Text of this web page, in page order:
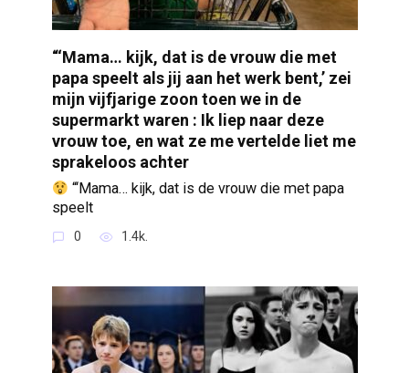
“‘Mama… kijk, dat is de vrouw die met
papa speelt als jij aan het werk bent,’ zei
mijn vijfjarige zoon toen we in de
supermarkt waren : Ik liep naar deze
vrouw toe, en wat ze me vertelde liet me
sprakeloos achter
“‘Mama… kijk, dat is de vrouw die met papa
speelt
0 1.4k.